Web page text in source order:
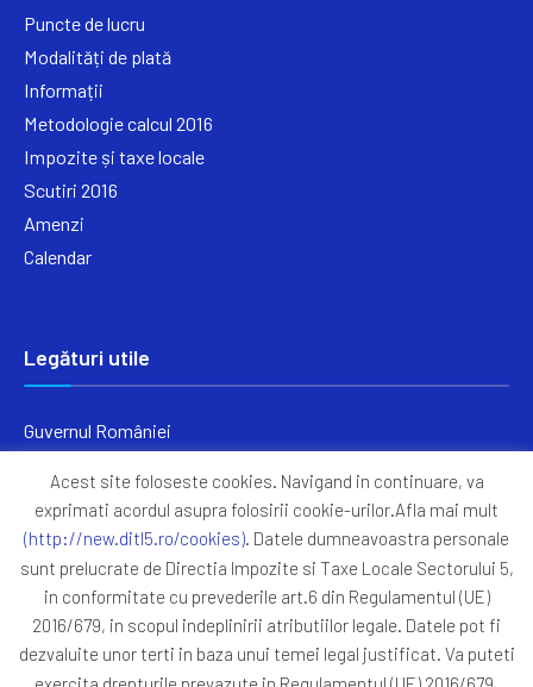
Puncte de lucru
Modalități de plată
Informații
Metodologie calcul 2016
Impozite și taxe locale
Scutiri 2016
Amenzi
Calendar
Legături utile
Guvernul României
Primăria Sectorul 5
ANAF
Protocoale
GDPR
Harta Site
Acest site foloseste cookies. Navigand in continuare, va
exprimati acordul asupra folosirii cookie-urilor.Afla mai mult
(http://new.ditl5.ro/cookies). Datele dumneavoastra personale
sunt prelucrate de Directia Impozite si Taxe Locale Sectorului 5,
in conformitate cu prevederile art.6 din Regulamentul (UE)
2016/679, in scopul indeplinirii atributiilor legale. Datele pot fi
dezvaluite unor terti in baza unui temei legal justificat. Va puteti